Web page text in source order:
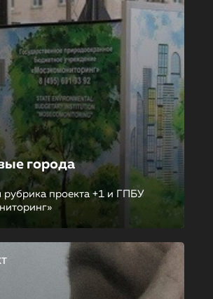
города
рубрика проекта +1 и ГПБУ